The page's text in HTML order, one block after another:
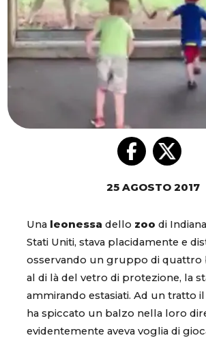
25 AGOSTO 2017
Una leonessa dello zoo di
Stati Uniti, stava placidamente e
osservando un gruppo di quattro
al di là del vetro di protezione, la
ammirando estasiati. Ad un tratto
ha spiccato un balzo nella loro
evidentemente aveva voglia di